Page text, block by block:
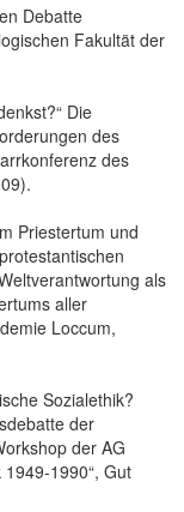
Debatte
Fakultät der
Die
des
des
Priestertum und
als
aller
Loccum,
Sozialethik?
der
der AG
1990“, Gut